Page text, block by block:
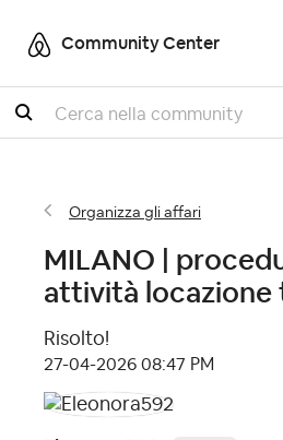
Community Center
Cercare
Organizza gli affari
MILANO |
attività locazione
Risolto!
‎27-04-2026 08:47 PM